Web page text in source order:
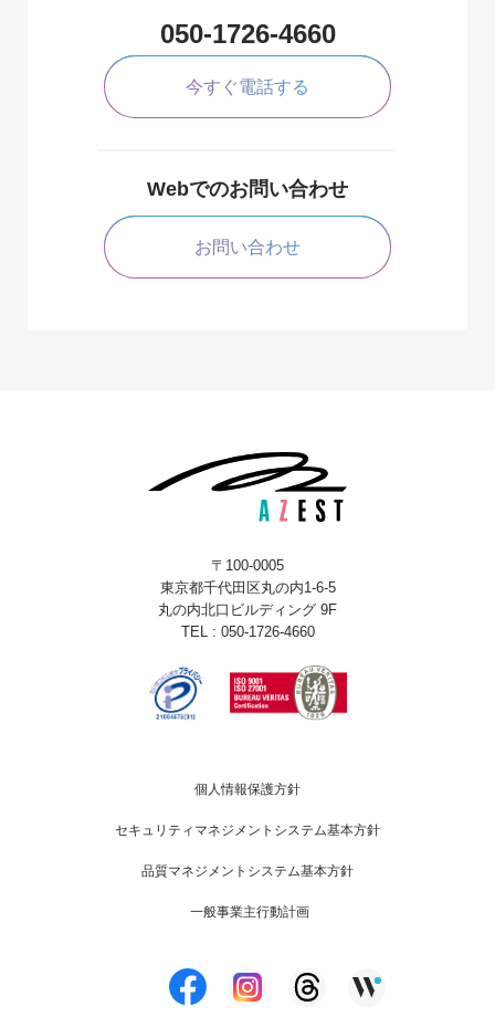
050-1726-4660
今すぐ電話する
Webでのお問い合わせ
お問い合わせ
〒100-0005
東京都千代田区丸の内1-6-5
丸の内北口ビルディング 9F
TEL : 050-1726-4660
個人情報保護方針
セキュリティマネジメントシステム基本方針
品質マネジメントシステム基本方針
一般事業主行動計画